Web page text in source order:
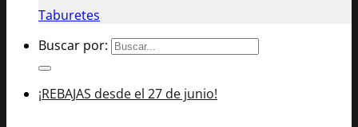
Taburetes
Buscar por:
¡REBAJAS desde el 27 de junio!